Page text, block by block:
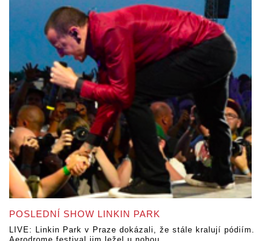
POSLEDNÍ SHOW LINKIN PARK
LIVE: Linkin Park v Praze dokázali, že stále kralují pódiím.